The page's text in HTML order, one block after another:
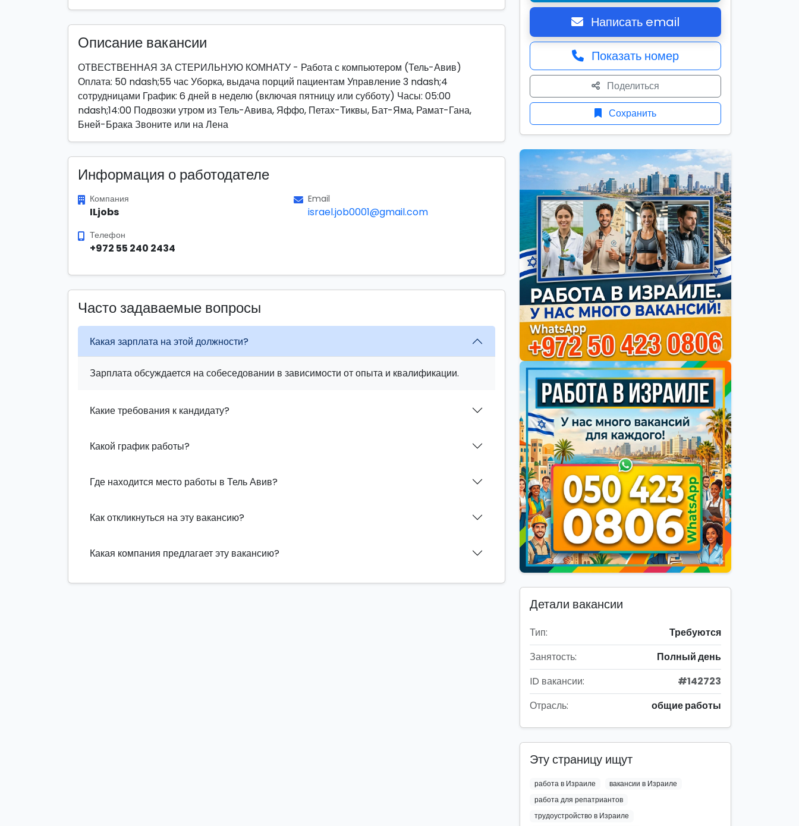
Описание вакансии
ОТВЕСТВЕННАЯ ЗА СТЕРИЛЬНУЮ КОМНАТУ - Работа с компьютером (Тель-Авив)
Оплата: 50 ndash;55 час Уборка, выдача порций пациентам Управление 3 ndash;4
сотрудницами График: 6 дней в неделю (включая пятницу или субботу) Часы: 05:00
ndash;14:00 Подвозки утром из Тель-Авива, Яффо, Петах-Тиквы, Бат-Яма, Рамат-Гана,
Бней-Брака Звоните или на Лена
Информация о работодателе
Компания
ILjobs
Email
israel.job0001@gmail.com
Телефон
+972 55 240 2434
Часто задаваемые вопросы
Какая зарплата на этой должности?
Зарплата обсуждается на собеседовании в зависимости от опыта и квалификации.
Какие требования к кандидату?
Какой график работы?
Где находится место работы в Тель Авив?
Как откликнуться на эту вакансию?
Какая компания предлагает эту вакансию?
Написать email
Показать номер
Поделиться
Сохранить
Детали вакансии
Тип:
Требуются
Занятость:
Полный день
ID вакансии:
#142723
Отрасль:
общие работы
Эту страницу ищут
работа в Израиле
вакансии в Израиле
работа для репатриантов
трудоустройство в Израиле